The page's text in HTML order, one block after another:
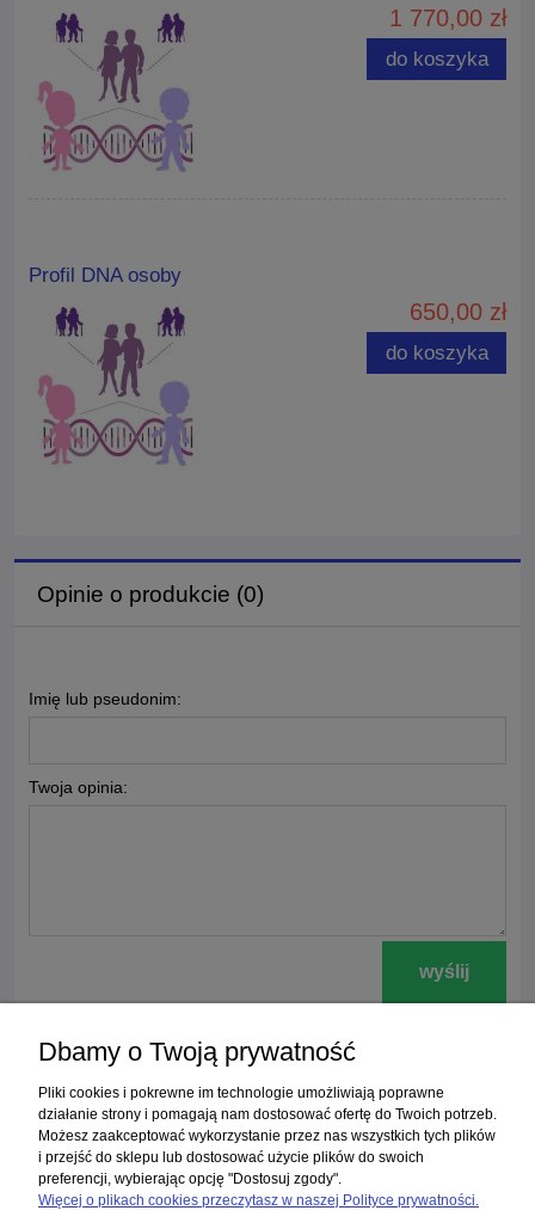
1 770,00 zł
do koszyka
Profil DNA osoby
650,00 zł
do koszyka
Opinie o produkcie (0)
Imię lub pseudonim:
Twoja opinia:
wyślij
Zakupy
Pomoc
Moje konto
Dbamy o Twoją prywatność
Pliki cookies i pokrewne im technologie umożliwiają poprawne
działanie strony i pomagają nam dostosować ofertę do Twoich potrzeb.
Możesz zaakceptować wykorzystanie przez nas wszystkich tych plików
i przejść do sklepu lub dostosować użycie plików do swoich
preferencji, wybierając opcję "Dostosuj zgody".
Więcej o plikach cookies przeczytasz w naszej Polityce prywatności.